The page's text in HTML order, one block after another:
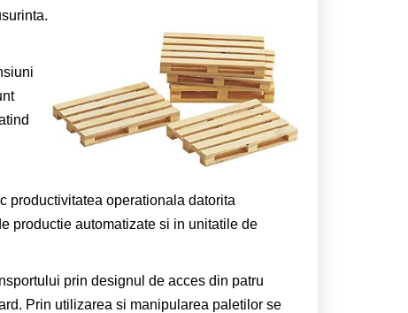
productivitatea operationala datorita
productie automatizate si in unitatile de
prin designul de acces din patru
Prin utilizarea si manipularea paletilor se